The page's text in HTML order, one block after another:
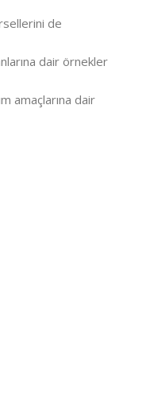
de
dair örnekler
amaçlarına dair